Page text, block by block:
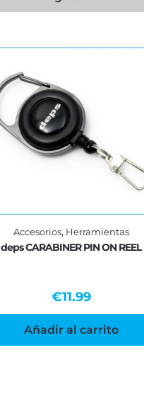
Accesorios, Herramientas
deps CARABINER PIN ON REEL
€11.99
Añadir al carrito